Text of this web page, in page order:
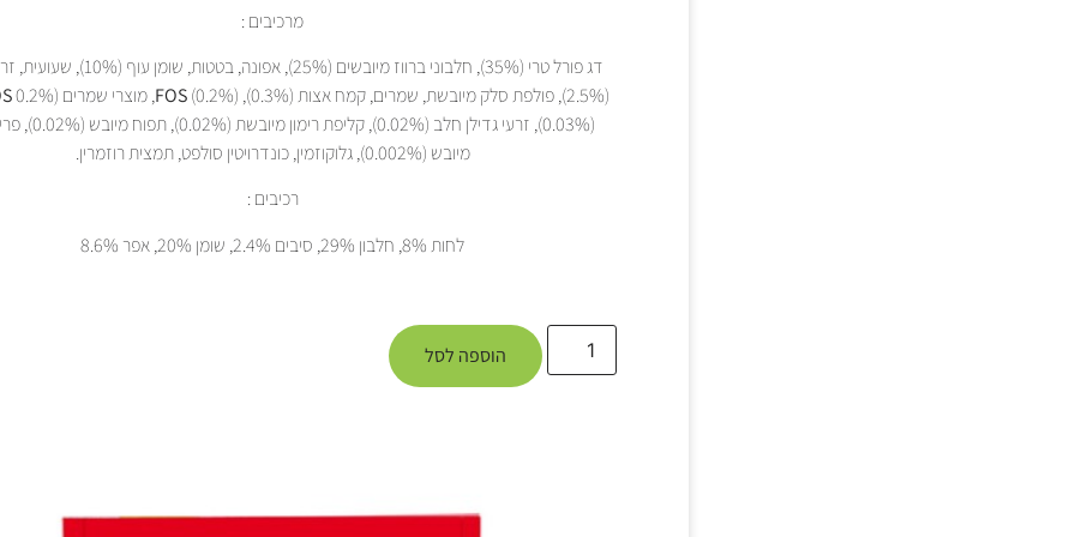
מרכיבים :
דג פורל טרי (35%), חלבוני ברווז מיובשים (25%),
(2.5%), פולפת סלק מיובשת, שמרים, קמח אצות (0.3%),
FOS(0.2%), מוצרי שמרים (
(0.03%), זרעי גדילן חלב (0.02%),
מיובש (0.002%), גלוקוזמין, כונדרויטין סולפט, תמצית רוזמרין.
רכיבים :
לחות 8%, חלבון 29%, סיבים 2.4%, שומן 20%, אפר 8.6%
הוספה לסל